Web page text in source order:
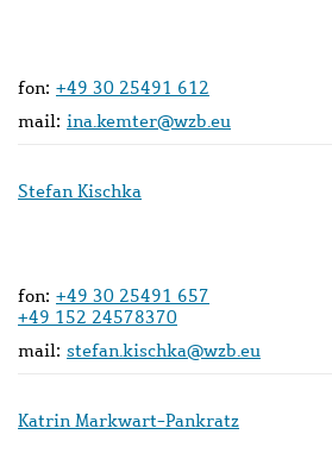
fon: +49 30 25491 612
mail: ina.kemter@wzb.eu
Stefan Kischka
fon: +49 30 25491 657
+49 152 24578370
mail: stefan.kischka@wzb.eu
Katrin Markwart-Pankratz